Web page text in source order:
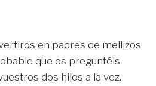
en padres de mellizos
que os preguntéis
dos hijos a la vez.